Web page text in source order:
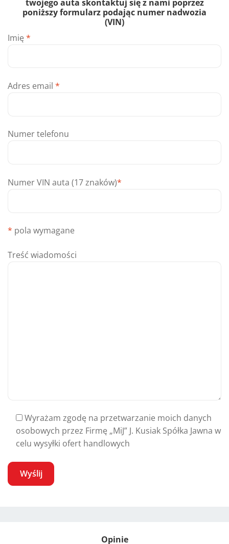
twojego auta skontaktuj się z nami poprzez
poniższy formularz podając numer nadwozia
(VIN)
Imię *
Adres email *
Numer telefonu
Numer VIN auta (17 znaków)*
* pola wymagane
Treść wiadomości
Wyrażam zgodę na przetwarzanie moich danych
osobowych przez Firmę „MiJ” J. Kusiak Spółka Jawna w
celu wysyłki ofert handlowych
Opinie